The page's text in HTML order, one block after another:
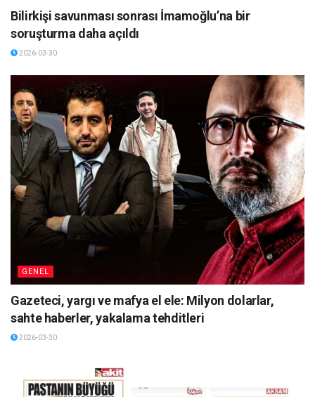
Bilirkişi savunması sonrası İmamoğlu’na bir
soruşturma daha açıldı
2026-03-30
GENEL
Gazeteci, yargı ve mafya el ele: Milyon dolarlar,
sahte haberler, yakalama tehditleri
2026-03-30